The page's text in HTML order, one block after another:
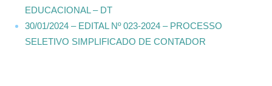
EDUCACIONAL – DT
30/01/2024 – EDITAL Nº 023-2024 – PROCESSO
SELETIVO SIMPLIFICADO DE CONTADOR